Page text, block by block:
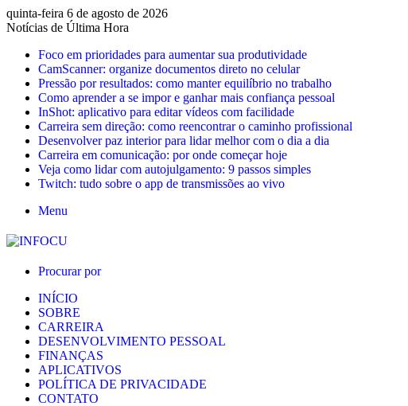
quinta-feira 6 de agosto de 2026
Notícias de Última Hora
Foco em prioridades para aumentar sua produtividade
CamScanner: organize documentos direto no celular
Pressão por resultados: como manter equilíbrio no trabalho
Como aprender a se impor e ganhar mais confiança pessoal
InShot: aplicativo para editar vídeos com facilidade
Carreira sem direção: como reencontrar o caminho profissional
Desenvolver paz interior para lidar melhor com o dia a dia
Carreira em comunicação: por onde começar hoje
Veja como lidar com autojulgamento: 9 passos simples
Twitch: tudo sobre o app de transmissões ao vivo
Menu
Procurar por
INÍCIO
SOBRE
CARREIRA
DESENVOLVIMENTO PESSOAL
FINANÇAS
APLICATIVOS
POLÍTICA DE PRIVACIDADE
CONTATO